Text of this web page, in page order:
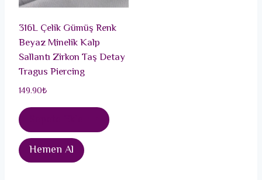
316L Çelik Gümüş Renk
Beyaz Minelik Kalp
Sallantı Zirkon Taş Detay
Tragus Piercing
149.90₺
Hemen Al